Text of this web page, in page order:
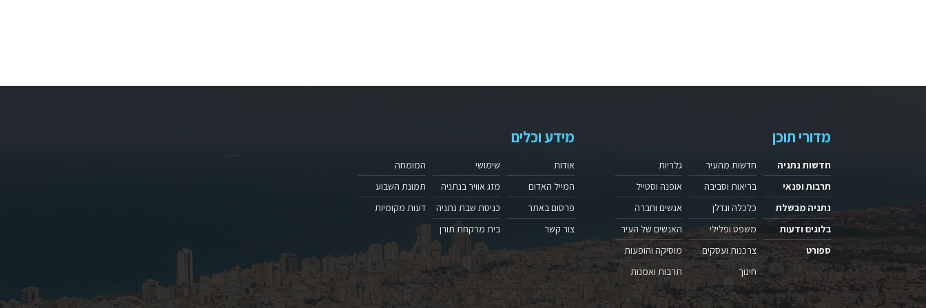
מדורי תוכן
חדשות נתניה
תרבות ופנאי
נתניה מבשלת
בלוגים ודעות
ספורט
חדשות מהעיר
בריאות וסביבה
כלכלה ונדלן
משפט ופלילי
צרכנות ועסקים
חינוך
גלריות
אופנה וסטייל
אנשים וחברה
האנשים של העיר
מוסיקה והופעות
תרבות ואמנות
מידע וכלים
אודות
המייל האדום
פרסום באתר
צור קשר
שימושי
מזג אוויר בנתניה
כניסת שבת נתניה
בית מרקחת תורן
המומחה
תמונת השבוע
דעות מקומיות